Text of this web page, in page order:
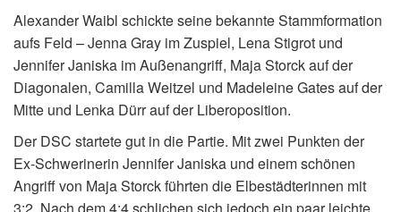
Alexander Waibl schickte seine bekannte Stammformation
aufs Feld – Jenna Gray im Zuspiel, Lena Stigrot und
Jennifer Janiska im Außenangriff, Maja Storck auf der
Diagonalen, Camilla Weitzel und Madeleine Gates auf der
Mitte und Lenka Dürr auf der Liberoposition.
Der DSC startete gut in die Partie. Mit zwei Punkten der
Ex-Schwerinerin Jennifer Janiska und einem schönen
Angriff von Maja Storck führten die Elbestädterinnen mit
3:2. Nach dem 4:4 schlichen sich jedoch ein paar leichte